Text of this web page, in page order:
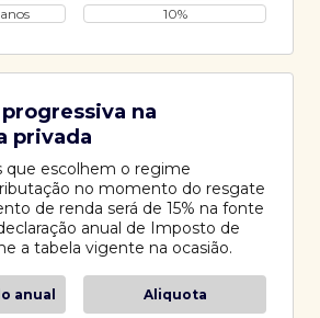
10%
na
privada
que escolhem o regime
no momento do resgate
de renda será de 15% na fonte
anual de Imposto de
a tabela vigente na ocasião.
anual
Aliquota